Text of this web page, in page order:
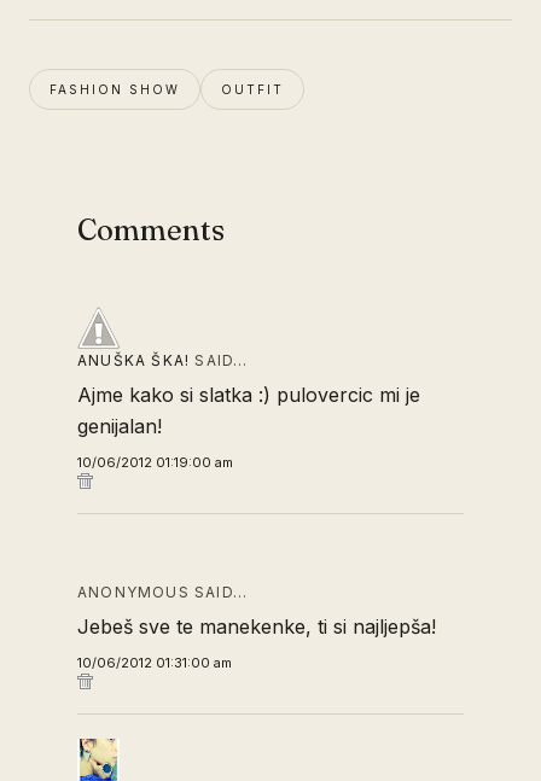
FASHION SHOW OUTFIT
Comments
ANUŠKA ŠKA! SAID…
Ajme kako si slatka :) pulovercic mi je
genijalan!
10/06/2012 01:19:00 am
ANONYMOUS SAID…
Jebeš sve te manekenke, ti si najljepša!
10/06/2012 01:31:00 am